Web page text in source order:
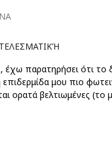
έχω παρατηρήσει ότι το
μου πιο
ορατά βελτιωμένες (το